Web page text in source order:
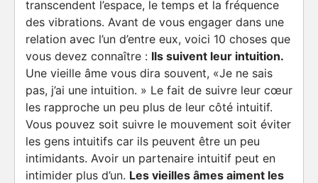
transcendent l’espace, le temps et la fréquence
des vibrations. Avant de vous engager dans une
relation avec l’un d’entre eux, voici 10 choses que
vous devez connaître : Ils suivent leur intuition.
Une vieille âme vous dira souvent, «Je ne sais
pas, j’ai une intuition. » Le fait de suivre leur cœur
les rapproche un peu plus de leur côté intuitif.
Vous pouvez soit suivre le mouvement soit éviter
les gens intuitifs car ils peuvent être un peu
intimidants. Avoir un partenaire intuitif peut en
intimider plus d’un. Les vieilles âmes aiment les